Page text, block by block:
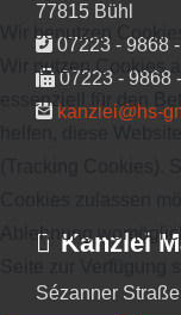
77815 Bühl
07223 - 9868
07223 - 9868
kanzlei@hs-
Kanzlei
Sézanner
Wir benutzen Cookies
Wir nutzen Cookies
essenziell für den
Ablehnung